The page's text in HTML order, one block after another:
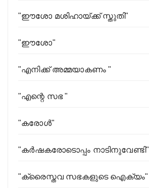
"ഈശോ മശിഹായ്ക്ക് സ്തുതി"
"ഈശോ"
"എനിക്ക് അമ്മയാകണം "
"എന്റെ സഭ "
"കരോൾ"
"കര്‍ഷകരോടൊപ്പം നാടിനുവേണ്ടി"
"ക്രൈസ്തവ സഭകളുടെ ഐക്യം"